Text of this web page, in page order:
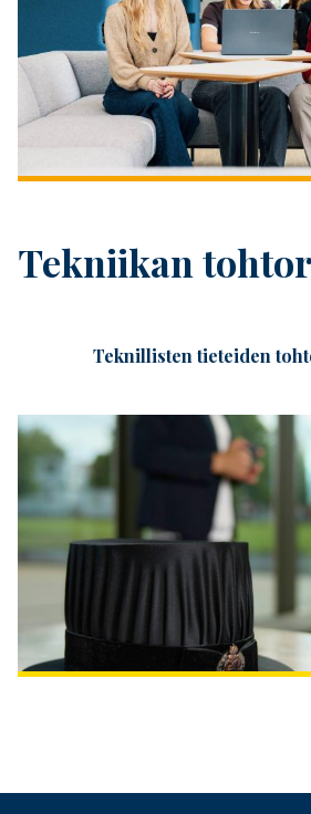
Tekniikan
Teknillisten tieteiden